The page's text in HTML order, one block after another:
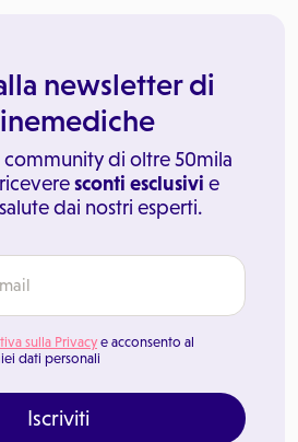
newsletter di
community di oltre 50mila
sconti esclusivi e
dai nostri esperti.
sulla Privacy e acconsento al
dati personali
Iscriviti